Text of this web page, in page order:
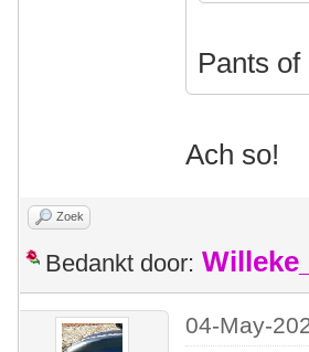
Pants
Ach so!
Zoek
Bedankt door:
04-May-